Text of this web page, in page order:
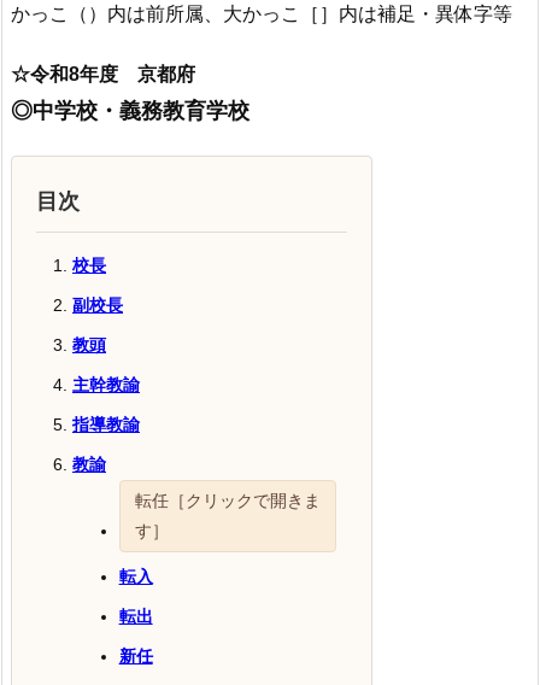
かっこ（）内は前所属、大かっこ［］内は補足・異体字等
☆令和8年度 京都府
◎中学校・義務教育学校
目次
校長
副校長
教頭
主幹教諭
指導教諭
教諭
転任［クリックで開きま
す］
転入
転出
新任